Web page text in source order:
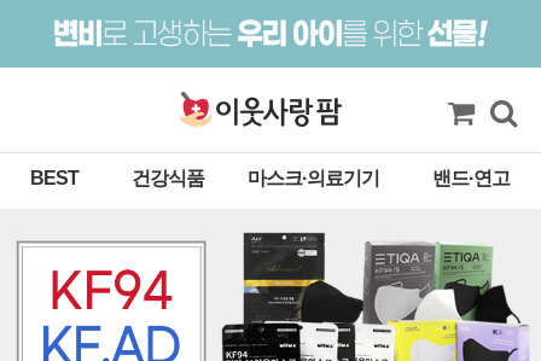
BEST 건강식품 마스크·의료기기 밴드·연고